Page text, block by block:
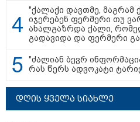
13:36 /
24
"ქალაქი დავთმე, მაგრამ
იჯერებენ ფერმერი თუ
ახალგაზრდა ქალი,
გადავიდა და ფერმერი
"ძალიან ბევრ
რას წერს ადვოკატი
დღის ყველა სიახლე